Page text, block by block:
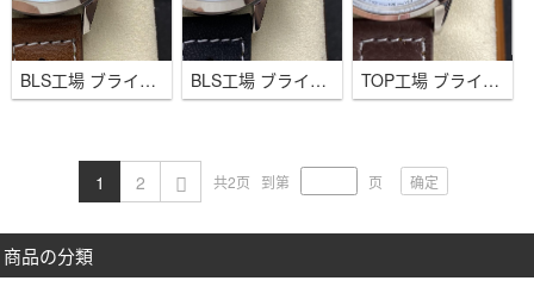
BLS工場 ブライトリング トップタイム デウス リミテッドエディション 42ｍｍ ホワイト B01ムーブメント BLS工場 ブライトリング トップタイム B01 トライアンフ 42ｍｍ アイスブルー B01ムーブメント TOP工場 ブライトリング トップタイム B01 シェルビー コブラ 42ｍｍ ホワイト B01ムーブメント
1 2 共2页 到第 页 确定
商品の分類